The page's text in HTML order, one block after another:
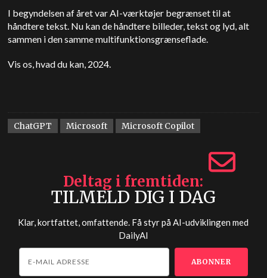
I begyndelsen af året var AI-værktøjer begrænset til at
håndtere tekst. Nu kan de håndtere billeder, tekst og lyd, alt
sammen i den samme multifunktionsgrænseflade.
Vis os, hvad du kan, 2024.
ChatGPT Microsoft Microsoft Copilot
Deltag i fremtiden
TILMELD DIG I DAG
Klar, kortfattet, omfattende. Få styr på AI-udviklingen med
DailyAI